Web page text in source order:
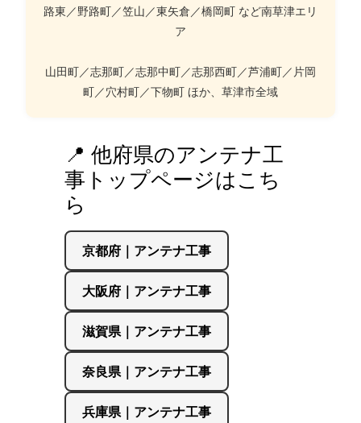
路東／野路町／笠山／東矢倉／橋岡町 など南草津エリ
ア
山田町／志那町／志那中町／志那西町／芦浦町／片岡
町／穴村町／下物町 ほか、草津市全域
📍 他府県のアンテナ工
事トップページはこち
ら
京都府｜アンテナ工事
大阪府｜アンテナ工事
滋賀県｜アンテナ工事
奈良県｜アンテナ工事
兵庫県｜アンテナ工事